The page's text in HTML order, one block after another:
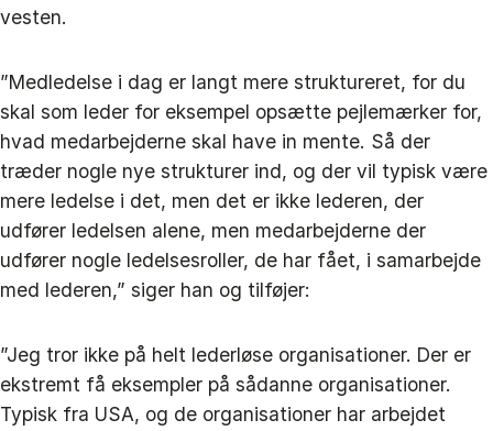
vesten.
”Medledelse i dag er langt mere struktureret, for du
skal som leder for eksempel opsætte pejlemærker for,
hvad medarbejderne skal have in mente. Så der
træder nogle nye strukturer ind, og der vil typisk være
mere ledelse i det, men det er ikke lederen, der
udfører ledelsen alene, men medarbejderne der
udfører nogle ledelsesroller, de har fået, i samarbejde
med lederen,” siger han og tilføjer:
”Jeg tror ikke på helt lederløse organisationer. Der er
ekstremt få eksempler på sådanne organisationer.
Typisk fra USA, og de organisationer har arbejdet